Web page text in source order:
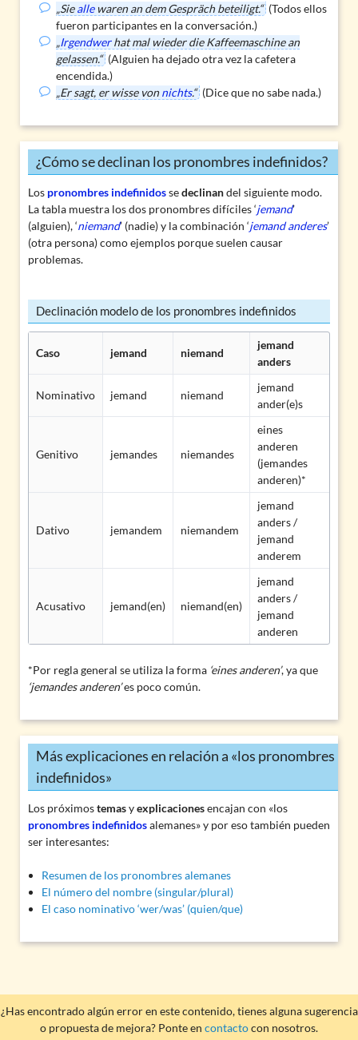
„Sieallewaren an dem Gespräch beteiligt.“ (Todos ellos
fueron participantes en la conversación.)
„Irgendwerhat mal wieder die Kaffeemaschine an
gelassen.“ (Alguien ha dejado otra vez la cafetera
encendida.)
„Er sagt, er wisse vonnichts.“ (Dice que no sabe nada.)
¿Cómo se declinan los pronombres indefinidos?
Los pronombres indefinidossedeclinandel siguiente modo.
La tabla muestra los dos pronombres difíciles ‘jemand’
(alguien), ‘niemand’ (nadie) y la combinación ‘jemand anderes’
(otra persona) como ejemplos porque suelen causar
problemas.
Declinación modelo de los pronombres indefinidos
Caso jemand niemand
jemand
anders
Nominativo jemand niemand
jemand
ander(e)s
Genitivo jemandes niemandes
eines
anderen
(jemandes
anderen)*
Dativo jemandem niemandem
jemand
anders /
jemand
anderem
Acusativo jemand(en) niemand(en)
jemand
anders /
jemand
anderen
*Por regla general se utiliza la forma ‘eines anderen’, ya que
‘jemandes anderen’es poco común.
Más explicaciones en relación a «los pronombres
indefinidos»
Los próximostemasyexplicacionesencajan con «los
pronombres indefinidosalemanes» y por eso también pueden
ser interesantes:
Resumen de los pronombres alemanes
El número del nombre (singular/plural)
El caso nominativo ‘wer/was’ (quien/que)
¿Has encontrado algún error en este contenido, tienes alguna sugerencia
o propuesta de mejora? Ponte en contactocon nosotros.